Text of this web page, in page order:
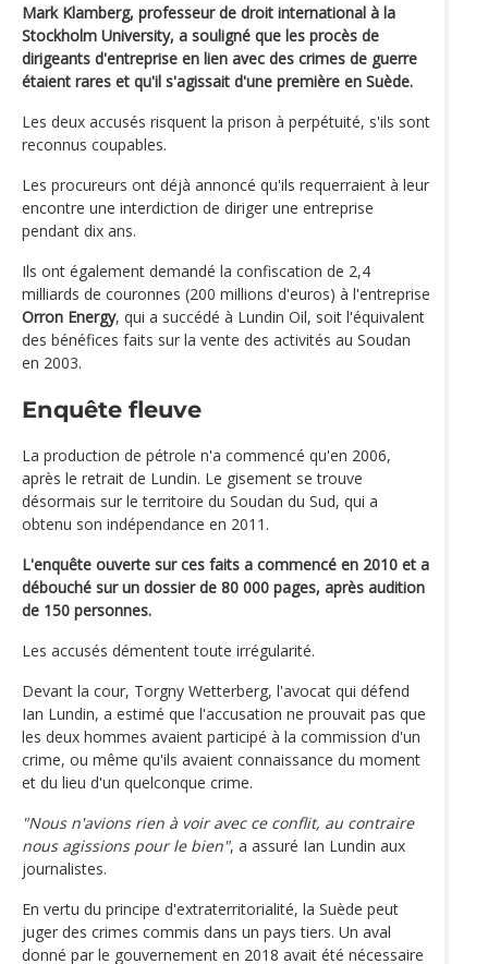
Mark Klamberg, professeur de droit international à la
Stockholm University, a souligné que les procès de
dirigeants d'entreprise en lien avec des crimes de guerre
étaient rares et qu'il s'agissait d'une première en Suède.
Les deux accusés risquent la prison à perpétuité, s'ils sont
reconnus coupables.
Les procureurs ont déjà annoncé qu'ils requerraient à leur
encontre une interdiction de diriger une entreprise
pendant dix ans.
Ils ont également demandé la confiscation de 2,4
milliards de couronnes (200 millions d'euros) à l'entreprise
Orron Energy, qui a succédé à Lundin Oil, soit l'équivalent
des bénéfices faits sur la vente des activités au Soudan
en 2003.
Enquête fleuve
La production de pétrole n'a commencé qu'en 2006,
après le retrait de Lundin. Le gisement se trouve
désormais sur le territoire du Soudan du Sud, qui a
obtenu son indépendance en 2011.
L'enquête ouverte sur ces faits a commencé en 2010 et a
débouché sur un dossier de 80 000 pages, après audition
de 150 personnes.
Les accusés démentent toute irrégularité.
Devant la cour, Torgny Wetterberg, l'avocat qui défend
Ian Lundin, a estimé que l'accusation ne prouvait pas que
les deux hommes avaient participé à la commission d'un
crime, ou même qu'ils avaient connaissance du moment
et du lieu d'un quelconque crime.
"Nous n'avions rien à voir avec ce conflit, au contraire
nous agissions pour le bien", a assuré Ian Lundin aux
journalistes.
En vertu du principe d'extraterritorialité, la Suède peut
juger des crimes commis dans un pays tiers. Un aval
donné par le gouvernement en 2018 avait été nécessaire